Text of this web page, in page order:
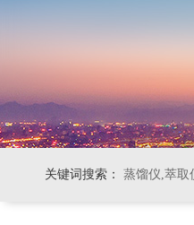
关键词搜索： 蒸馏仪,萃取